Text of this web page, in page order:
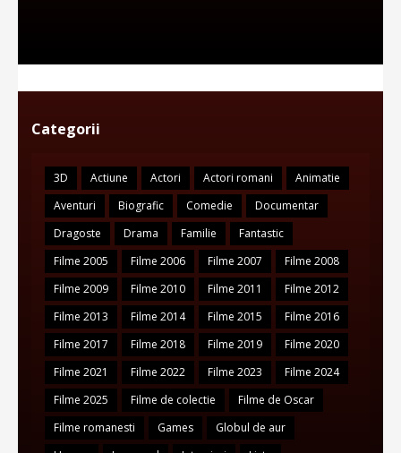
Categorii
3D Actiune Actori Actori romani
Animatie
Aventuri
Biografic Comedie
Documentar
Dragoste
Drama Familie
Fantastic
Filme 2005
Filme 2006 Filme 2007
Filme 2008
Filme 2009
Filme 2010 Filme 2011
Filme 2012
Filme 2013
Filme 2014 Filme 2015
Filme 2016
Filme 2017
Filme 2018 Filme 2019
Filme 2020
Filme 2021
Filme 2022 Filme 2023
Filme 2024
Filme 2025
Filme de colectie
Filme de Oscar
Filme romanesti
Games
Globul de aur